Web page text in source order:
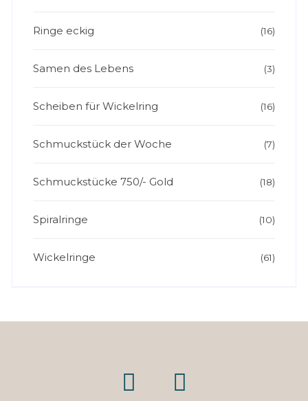
Ringe eckig (16)
Samen des Lebens (3)
Scheiben für Wickelring (16)
Schmuckstück der Woche (7)
Schmuckstücke 750/- Gold (18)
Spiralringe (10)
Wickelringe (61)